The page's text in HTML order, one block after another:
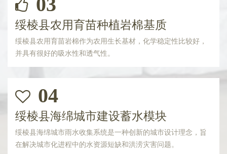
绥棱县农用育苗种植岩棉基质
绥棱县农用育苗岩棉作为农用生长基材，化学稳定性比较好，
并具有很好的吸水性和透气性。
04
绥棱县海绵城市建设蓄水模块
绥棱县海绵城市雨水收集系统是一种创新的城市设计理念，旨
在解决城市化进程中的水资源短缺和洪涝灾害问题。